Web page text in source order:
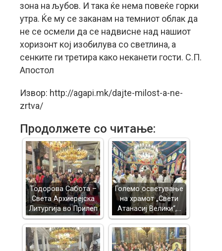
зона на љубов. И така ќе нема повеќе горки
утра. Ќе му се заканам на темниот облак да
не се осмели да се надвисне над нашиот
хоризонт кој изобилува со светлина, а
сенките ги третира како неканети гости. С.П.
Апостол
Извор: http://agapi.mk/dajte-milost-a-ne-
zrtva/
Продолжете со читање:
Тодорова Сабота –
Света Архиерејска
Литургија во Прилеп
Големо осветување
на храмот „Свети
Атанасиј Велики“,…